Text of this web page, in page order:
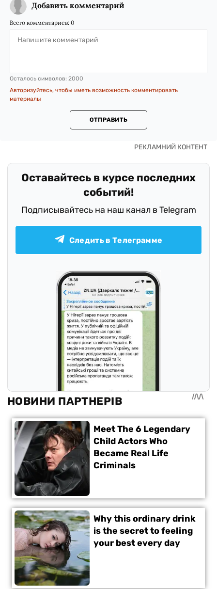
Добавить комментарий
Всего комментариев: 0
Осталось символов: 2000
Авторизуйтесь, чтобы иметь возможность комментировать
материалы
ОТПРАВИТЬ
Оставайтесь в курсе последних
событий!
Подписывайтесь на наш канал в Telegram
Следить в Телеграмме